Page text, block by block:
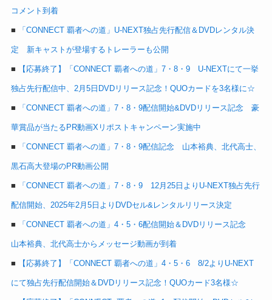
コメント到着
■ 「CONNECT 覇者への道」U-NEXT独占先行配信＆DVDレンタル決
定 新キャストが登場するトレーラーも公開
■ 【応募終了】「CONNECT 覇者への道」7・8・9 U-NEXTにて一挙
独占先行配信中、2月5日DVDリリース記念！QUOカードを3名様に☆
■ 「CONNECT 覇者への道」7・8・9配信開始&DVDリリース記念 豪
華賞品が当たるPR動画Xリポストキャンペーン実施中
■ 「CONNECT 覇者への道」7・8・9配信記念 山本裕典、北代高士、
黒石高大登場のPR動画公開
■ 「CONNECT 覇者への道」7・8・9 12月25日よりU-NEXT独占先行
配信開始、2025年2月5日よりDVDセル&レンタルリリース決定
■ 「CONNECT 覇者への道」4・5・6配信開始＆DVDリリース記念
山本裕典、北代高士からメッセージ動画が到着
■ 【応募終了】「CONNECT 覇者への道」4・5・6 8/2よりU-NEXT
にて独占先行配信開始＆DVDリリース記念！QUOカード3名様☆